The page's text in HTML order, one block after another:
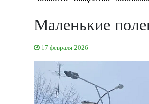
Маленькие
17 февраля 2026